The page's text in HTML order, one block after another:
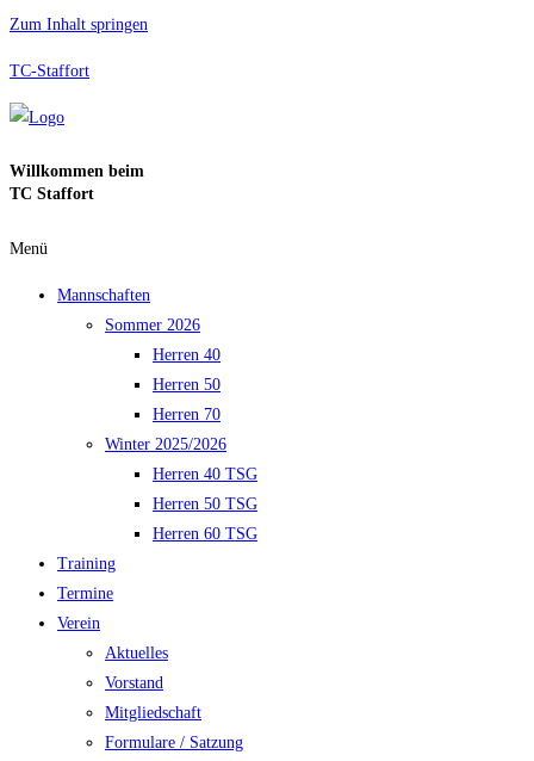
Zum Inhalt springen
TC-Staffort
Willkommen beim
TC Staffort
Menü
Mannschaften
Sommer 2026
Herren 40
Herren 50
Herren 70
Winter 2025/2026
Herren 40 TSG
Herren 50 TSG
Herren 60 TSG
Training
Termine
Verein
Aktuelles
Vorstand
Mitgliedschaft
Formulare / Satzung